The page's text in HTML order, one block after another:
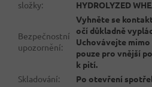
složky:
HYDROLYZED
Bezpečnostní
upozornění:
Vyhněte se
očí důkladně
Uchovávejte
pouze pro vnější
k pití.
Skladování:
Po otevření